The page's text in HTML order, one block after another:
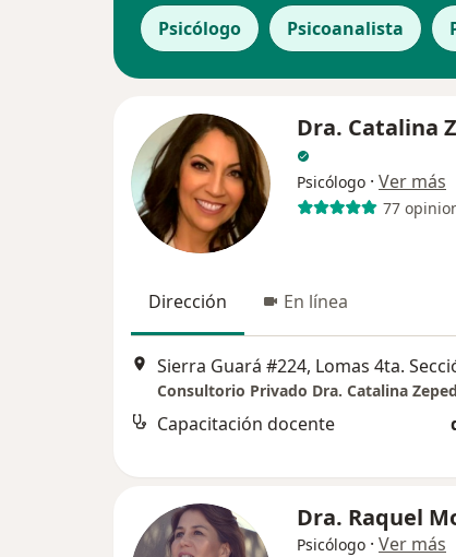
Psicólogo Psicoanalista
Dra. Catalina
Psicólogo · Ver más
77
Dirección En línea
Consultorio Privado Dra. Catalina
Capacitación docente
Dra. Raquel
Psicólogo · Ver más